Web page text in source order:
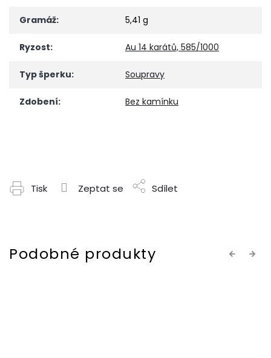
Gramáž: 5,41 g
Ryzost: Au 14 karátů, 585/1000
Typ šperku: Soupravy
Zdobení: Bez kamínku
Tisk Zeptat se Sdílet
Previous
Next